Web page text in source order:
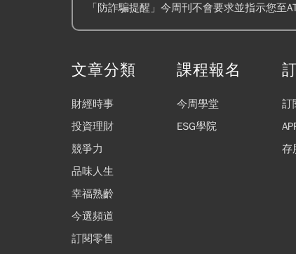
「防詐騙提醒」今周刊不會要求並指示您至
文章分類
財經時事
投資理財
競爭力
品味人生
幸福熟齡
今選頻道
訂閱零售
課程報名
今周學堂
ESG學院
訂
存